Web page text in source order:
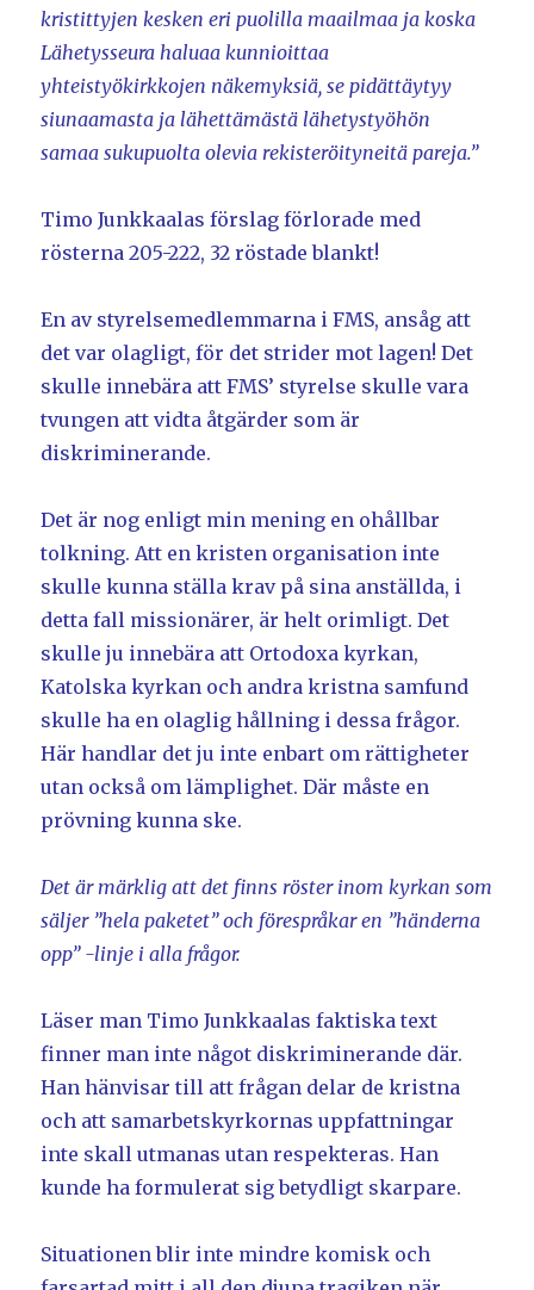
kristittyjen kesken eri puolilla maailmaa ja koska
Lähetysseura haluaa kunnioittaa
yhteistyökirkkojen näkemyksiä, se pidättäytyy
siunaamasta ja lähettämästä lähetystyöhön
samaa sukupuolta olevia rekisteröityneitä pareja.”
Timo Junkkaalas förslag förlorade med
rösterna 205-222, 32 röstade blankt!
En av styrelsemedlemmarna i FMS, ansåg att
det var olagligt, för det strider mot lagen! Det
skulle innebära att FMS’ styrelse skulle vara
tvungen att vidta åtgärder som är
diskriminerande.
Det är nog enligt min mening en ohållbar
tolkning. Att en kristen organisation inte
skulle kunna ställa krav på sina anställda, i
detta fall missionärer, är helt orimligt. Det
skulle ju innebära att Ortodoxa kyrkan,
Katolska kyrkan och andra kristna samfund
skulle ha en olaglig hållning i dessa frågor.
Här handlar det ju inte enbart om rättigheter
utan också om lämplighet. Där måste en
prövning kunna ske.
Det är märklig att det finns röster inom kyrkan som
säljer ”hela paketet” och förespråkar en ”händerna
opp” -linje i alla frågor.
Läser man Timo Junkkaalas faktiska text
finner man inte något diskriminerande där.
Han hänvisar till att frågan delar de kristna
och att samarbetskyrkornas uppfattningar
inte skall utmanas utan respekteras. Han
kunde ha formulerat sig betydligt skarpare.
Situationen blir inte mindre komisk och